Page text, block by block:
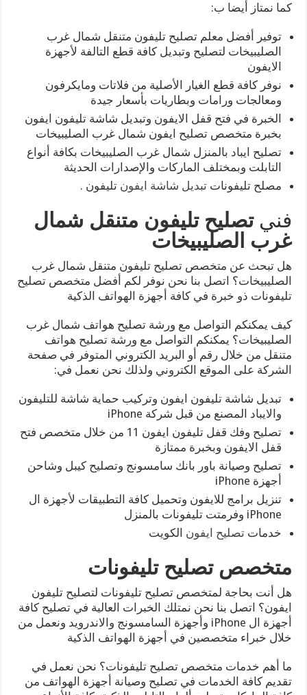
كما نمتاز أيضا ب:
توفير أفضل معلم تصليح تليفون متنقل شمال غرب
الصليبيخات لتصليح وتبديل كافة قطع التالفة لأجهزة
الايفون
نوفر كافة قطع الغيار الأصلية من فلاتات ومايكرفون
ومعالجات ورامات وبطاريات بأسعار جيدة
الخبرة في فتح قفل الايفون وتبديل شاشة تليفون ايفون
بخبرة متخصص تصليح ايفون شمال غرب الصليبيخات
تصليح ايباد بالمنزل شمال غرب الصليبيخات بكافة أنواع
التابلت وبمختلف الماركات والإصدارات الحديثة
مصلح تليفوناتتبديل شاشة ايفون تليفون .
فنيتصليح تليفون متنقل شمال
غرب الصليبيخات
هل تبحث عن متخصص تصليح تليفون متنقل شمال غرب
الصليبيخات؟ اتصل بنا نحن نوفر لكم أفضل متخصص تصليح
تليفونات ذو خبرة في كافة أجهزة الهواتف الذكية
كيف يمكنكم التواصل مع ورشة تصليح هواتف شمال غرب
الصليبيخات؟ يمكنكم التواصل مع ورشة تصليح هواتف
متنقل من خلال رقم أو البريد الكتروني المتوفر في صفحة
الشركة على الموقع الكتروني ولذلك نحن نعمل في:
تبديل شاشة تليفون ايفون وتركيب حماية شاشة للتليفون
والايباد المصنع من قبل شركة iPhone
تصليح وفك قفل تليفون ايفون 11 من خلال متخصص فتح
قفل الايفون وبخبرة ممتازة
تصليح وصيانة باور بانك سامسونج وتصليح كيبل وشاحن
أجهزة iPhone
تنزيل برامج للايفون وتحميل كافة التطبيقات لأجهزة ال
iPhone وفرمتت تليفونات بالمنزل
خدماتتصليح ايفون الكويت
متخصص تصليح تليفونات
هل أنت بحاجة لمتخصص تصليح تليفونات لتصليح تليفون
ايفون؟ اتصل بنا نحن نمتلك الخبرات العالية في تصليح كافة
أجهزة ال iPhone وأجهزة السامسونج والاندرويد ونعمل من
خلال خبراء متخصصين في أجهزة الهواتف الذكية
ما أهم خدمات متخصص تصليح تليفونات؟ نحن نعمل في
تقديم كافة الخدمات في تصليح وصيانة أجهزة الهواتف من